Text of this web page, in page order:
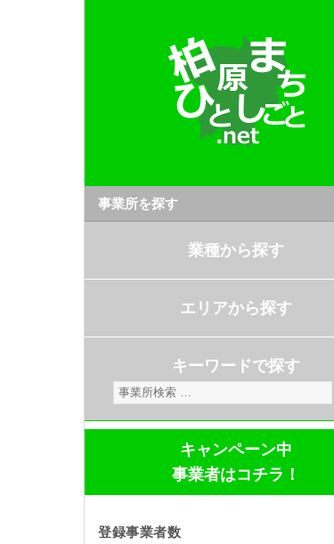
事業所を探す
業種から探す
エリアから探す
キーワードで探す
検
索:
キャンペーン中
事業者はコチラ！
登録事業者数